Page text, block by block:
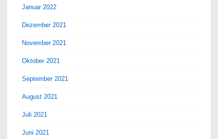
Januar 2022
Dezember 2021
November 2021
Oktober 2021
September 2021
August 2021
Juli 2021
Juni 2021